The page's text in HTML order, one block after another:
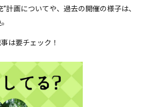
”計画についてや、過去の開催の様子は、
。
は要チェック！